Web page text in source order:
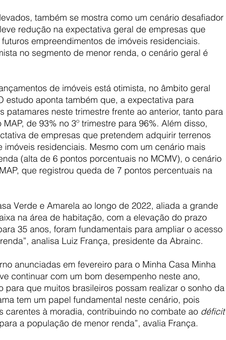
também se mostra como um cenário desafiador
redução na expectativa geral de empresas que
empreendimentos de imóveis residenciais.
no segmento de menor renda, o cenário geral é
de imóveis está otimista, no âmbito geral
estudo aponta também que, a expectativa para
patamares neste trimestre frente ao anterior, tanto para
de 93% no 3º trimestre para 96%. Além disso,
de empresas que pretendem adquirir terrenos
residenciais. Mesmo com um cenário mais
(alta de 6 pontos porcentuais no MCMV), o cenário
que registrou queda de 7 pontos percentuais na
Verde e Amarela ao longo de 2022, aliada a grande
na área de habitação, com a elevação do prazo
35 anos, foram fundamentais para ampliar o acesso
analisa Luiz França, presidente da Abrainc.
anunciadas em fevereiro para o Minha Casa Minha
continuar com um bom desempenho neste ano,
que muitos brasileiros possam realizar o sonho da
tem um papel fundamental neste cenário, pois
carentes à moradia, contribuindo no combate ao déficit
a população de menor renda”, avalia França.